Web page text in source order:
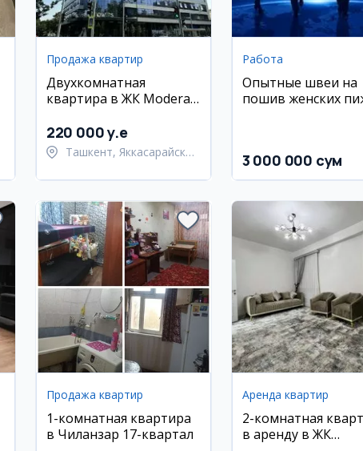
Продажа квартир
Двухкомнатная
квартира в ЖК Modera
220 000 y.e
Ташкент, Яккасарайский
Работа
Опытные швеи на
пошив женских
3 000 000 сум
Продажа квартир
1-комнатная квартира
в Чиланзар 17-квартал
Аренда квартир
2-комнатная
в аренду в ЖК